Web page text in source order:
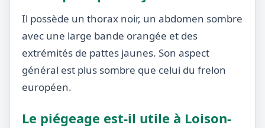
Il possède un thorax noir, un abdomen sombre
avec une large bande orangée et des
extrémités de pattes jaunes. Son aspect
général est plus sombre que celui du frelon
européen.
Le piégeage est-il utile à Loison-